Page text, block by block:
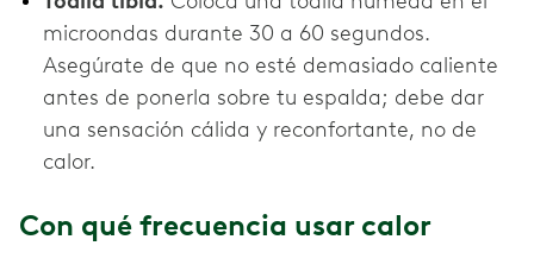
microondas durante 30 a 60 segundos.
Asegúrate de que no esté demasiado caliente
antes de ponerla sobre tu espalda; debe dar
una sensación cálida y reconfortante, no de
calor.
Con qué frecuencia usar calor